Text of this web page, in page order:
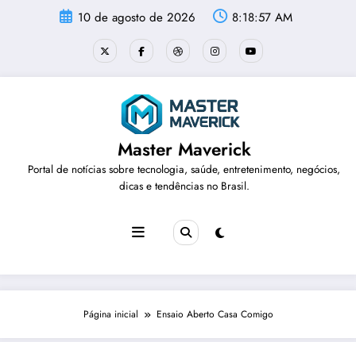
10 de agosto de 2026 8:18:57 AM
Master Maverick
Portal de notícias sobre tecnologia, saúde, entretenimento, negócios,
dicas e tendências no Brasil.
Página inicial Ensaio Aberto Casa Comigo